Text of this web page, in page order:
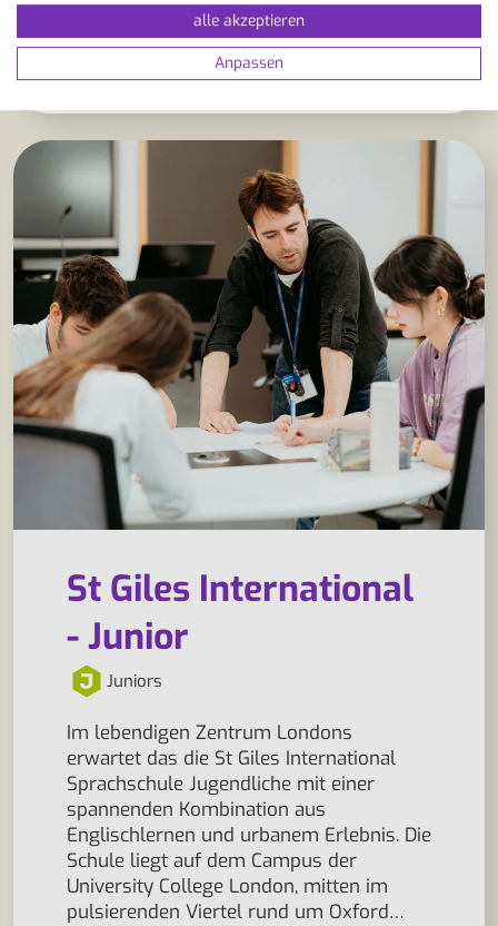
ZUR SCHULE
St Giles International
- Junior
Juniors
Im lebendigen Zentrum Londons
erwartet das die St Giles International
Sprachschule Jugendliche mit einer
spannenden Kombination aus
Englischlernen und urbanem Erlebnis. Die
Schule liegt auf dem Campus der
University College London, mitten im
pulsierenden Viertel rund um Oxford…
alle akzeptieren
Anpassen